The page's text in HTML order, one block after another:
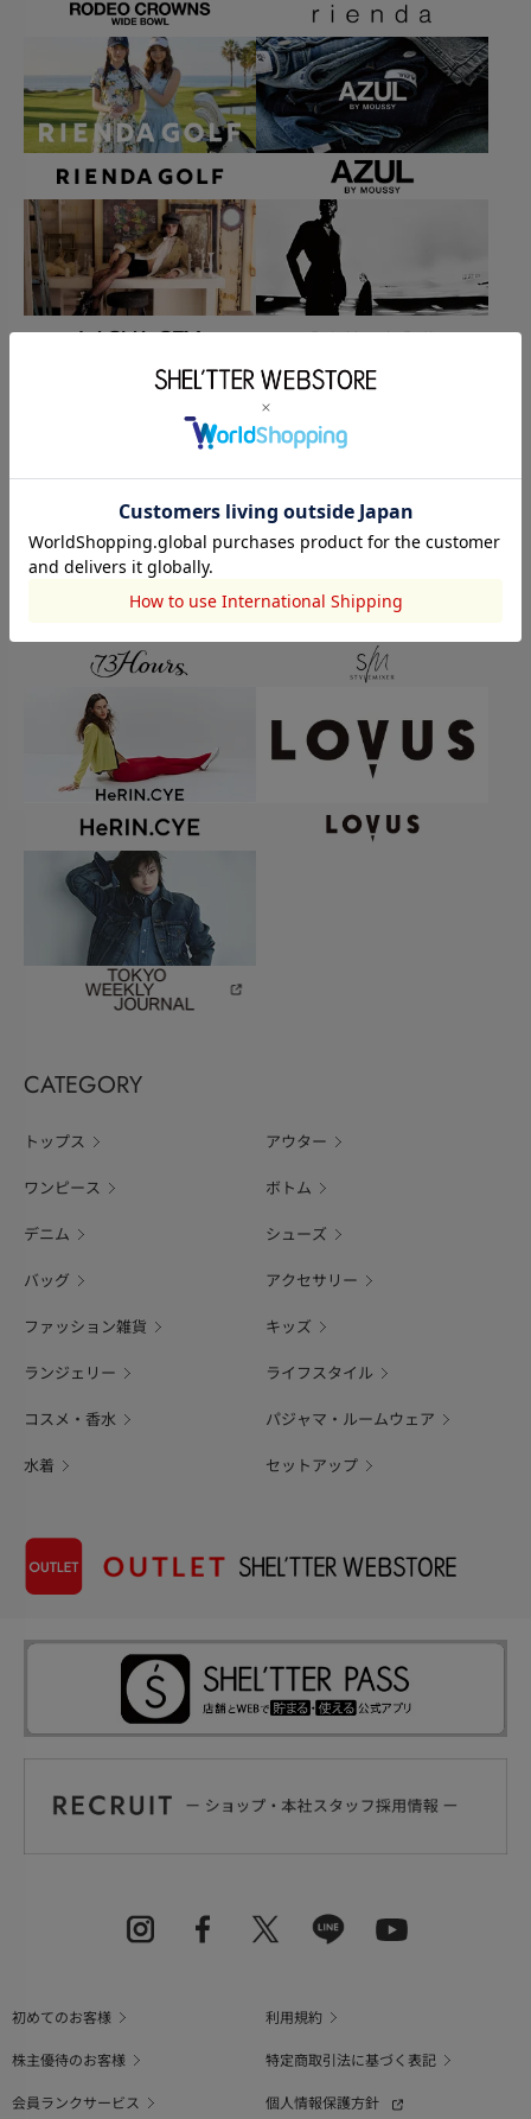
CATEGORY
トップス アウター
ワンピース ボトム
デニム シューズ
バッグ アクセサリー
ファッション雑貨 キッズ
ランジェリー ライフスタイル
コスメ・香水 パジャマ・ルームウェア
水着 セットアップ
初めてのお客様
利用規約
株主優待のお客様
特定商取引法に基づく表記
会員ランクサービス
個人情報保護方針